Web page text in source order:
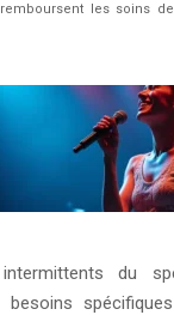
les soins
du